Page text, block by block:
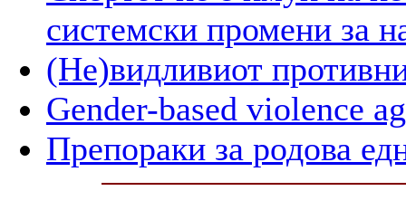
системски промени за
(Не)видливиот
Gender-based violence
Препораки за родова